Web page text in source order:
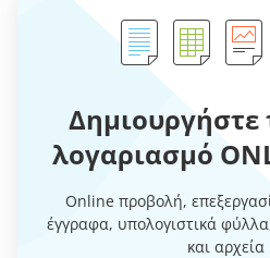
Δημιουργήστε
λογαριασμό
Online προβολή,
έγγραφα, υπολογιστικά
και αρχεία